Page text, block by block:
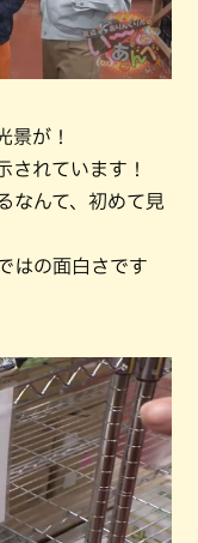
景が！
されています！
なんて、初めて見
はの面白さです